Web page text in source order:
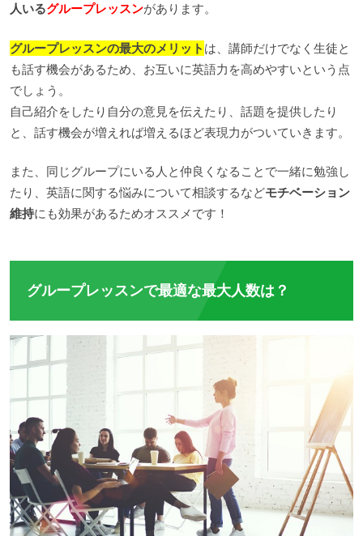
人いるグループレッスンがあります。
グループレッスンの最大のメリット は、講師だけでなく生徒と
も話す機会があるため、お互いに英語力を高めやすいという点
でしょう。
自己紹介をしたり自分の意見を伝えたり、話題を提供したり
と、話す機会が増えれば増えるほど表現力がついていきます。
また、同じグループにいる人と仲良くなることで一緒に勉強し
たり、英語に関する悩みについて相談するなどモチベーション
維持にも効果があるためオススメです！
グループレッスンで最適な最大人数は？